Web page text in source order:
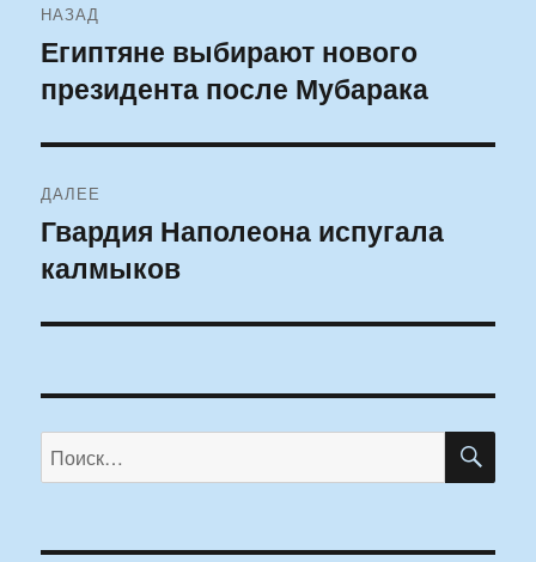
по
записям
НАЗАД
Предыдущая
запись:
Египтяне выбирают нового
президента после Мубарака
ДАЛЕЕ
Следующая
запись:
Гвардия Наполеона испугала
калмыков
Искать: